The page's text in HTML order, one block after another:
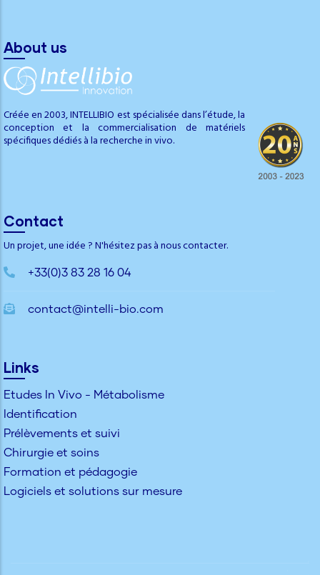
About us
Créée en 2003, INTELLIBIO est spécialisée dans l’étude, la
conception et la commercialisation de matériels
spécifiques dédiés à la recherche in vivo.
Contact
Un projet, une idée ? N'hésitez pas à nous contacter.
+33(0)3 83 28 16 04
contact@intelli-bio.com
Links
Etudes In Vivo - Métabolisme
Identification
Prélèvements et suivi
Chirurgie et soins
Formation et pédagogie
Logiciels et solutions sur mesure